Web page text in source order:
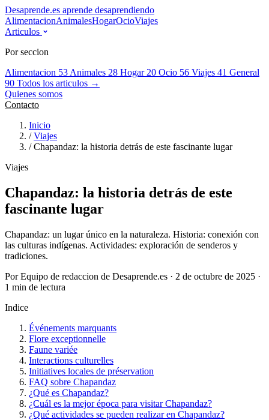
Desaprende.es aprende desaprendiendo
AlimentacionAnimalesHogarOcioViajes
Articulos
Por seccion
Alimentacion 53 Animales 28 Hogar 20 Ocio 56 Viajes 41 General
90 Todos los articulos →
Quienes somos
Contacto
Inicio
/ Viajes
/ Chapandaz: la historia detrás de este fascinante lugar
Viajes
Chapandaz: la historia detrás de este
fascinante lugar
Chapandaz: un lugar único en la naturaleza. Historia: conexión con
las culturas indígenas. Actividades: exploración de senderos y
tradiciones.
Por Equipo de redaccion de Desaprende.es · 2 de octubre de 2025 ·
1 min de lectura
Indice
Événements marquants
Flore exceptionnelle
Faune variée
Interactions culturelles
Initiatives locales de préservation
FAQ sobre Chapandaz
¿Qué es Chapandaz?
¿Cuál es la mejor época para visitar Chapandaz?
¿Qué actividades se pueden realizar en Chapandaz?